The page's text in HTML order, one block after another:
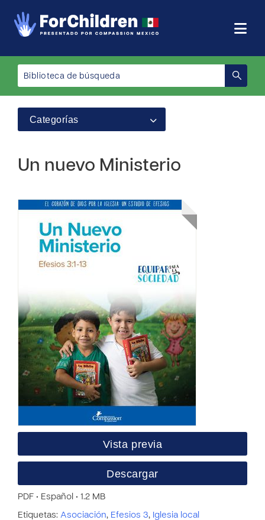
Categorías
Un nuevo Ministerio
Vista previa
Descargar
PDF • Español • 1.2 MB
Etiquetas: Asociación, Efesios 3, Iglesia local